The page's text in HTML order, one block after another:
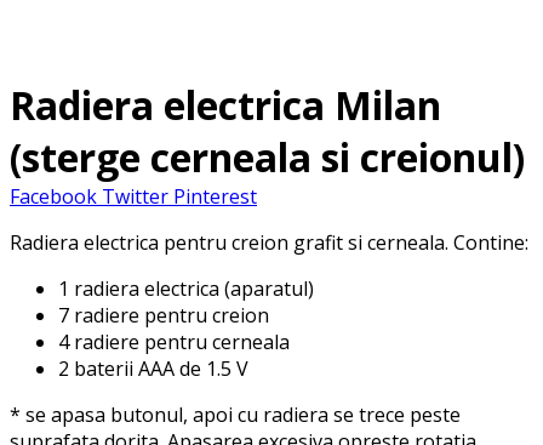
Radiera electrica Milan
(sterge cerneala si creionul)
Facebook Twitter Pinterest
Radiera electrica pentru creion grafit si cerneala. Contine:
1 radiera electrica (aparatul)
7 radiere pentru creion
4 radiere pentru cerneala
2 baterii AAA de 1.5 V
* se apasa butonul, apoi cu radiera se trece peste